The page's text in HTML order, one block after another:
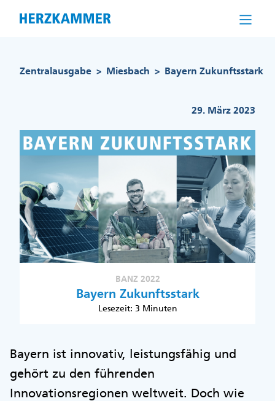
Zentralausgabe > Miesbach > Bayern Zukunftsstark
29. März 2023
BANZ 2022
Bayern Zukunftsstark
Lesezeit: 3 Minuten
Bayern ist innovativ, leistungsfähig und
gehört zu den führenden
Innovationsregionen weltweit. Doch wie